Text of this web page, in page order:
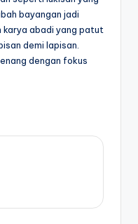
bayangan jadi
karya abadi yang patut
demi lapisan.
dengan fokus